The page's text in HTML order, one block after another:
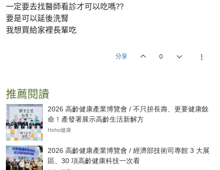
一定要去找醫師看診才可以吃嗎??
要是可以延後洗腎
我想買給家裡長輩吃
分享 0
推薦閱讀